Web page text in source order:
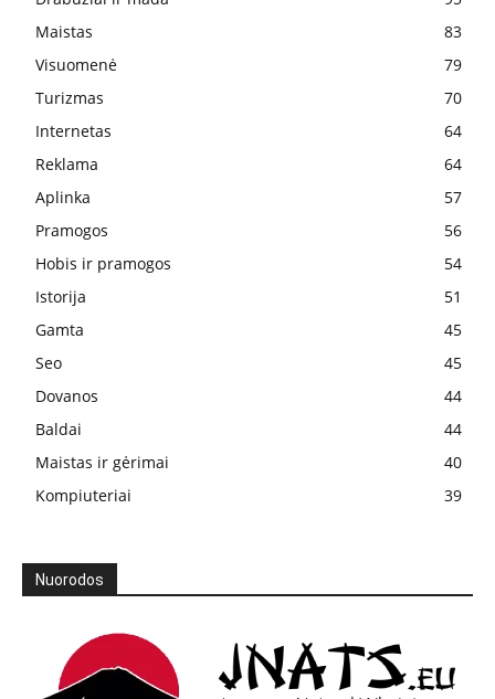
Maistas
83
Visuomenė
79
Turizmas
70
Internetas
64
Reklama
64
Aplinka
57
Pramogos
56
Hobis ir pramogos
54
Istorija
51
Gamta
45
Seo
45
Dovanos
44
Baldai
44
Maistas ir gėrimai
40
Kompiuteriai
39
Nuorodos